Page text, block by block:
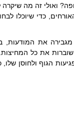
ואולי זה מה
כדי שיוכלו
מגבירה את
את כל
הגוף ולחוסן